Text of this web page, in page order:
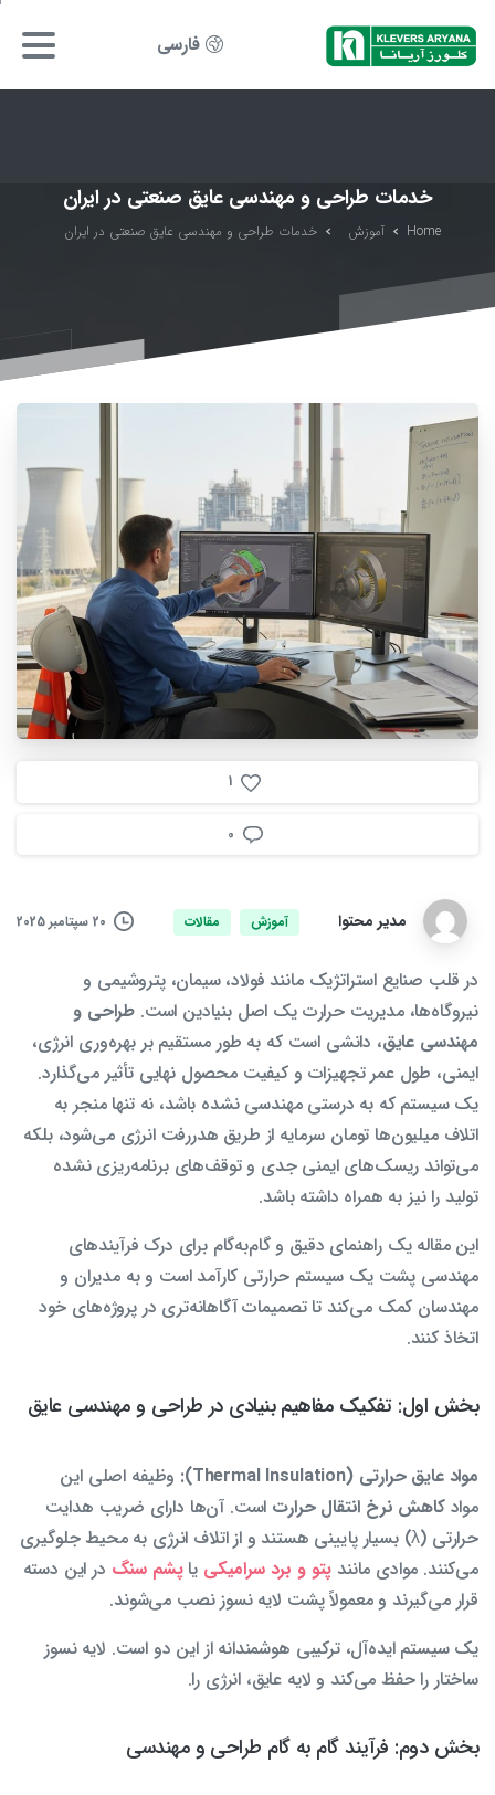
فارسی
خدمات طراحی و مهندسی عایق صنعتی در ایران
Home آموزش خدمات طراحی و مهندسی عایق صنعتی در ایران
1
0
مدیر محتوا آموزش مقالات 20 سپتامبر 2025
در قلب صنایع استراتژیک مانند فولاد، سیمان، پتروشیمی و
نیروگاه‌ها، مدیریت حرارت یک اصل بنیادین است. طراحی و
مهندسی عایق، دانشی است که به طور مستقیم بر بهره‌وری انرژی،
ایمنی، طول عمر تجهیزات و کیفیت محصول نهایی تأثیر می‌گذارد.
یک سیستم که به درستی مهندسی نشده باشد، نه تنها منجر به
اتلاف میلیون‌ها تومان سرمایه از طریق هدررفت انرژی می‌شود، بلکه
می‌تواند ریسک‌های ایمنی جدی و توقف‌های برنامه‌ریزی نشده
تولید را نیز به همراه داشته باشد.
این مقاله یک راهنمای دقیق و گام‌به‌گام برای درک فرآیندهای
مهندسی پشت یک سیستم حرارتی کارآمد است و به مدیران و
مهندسان کمک می‌کند تا تصمیمات آگاهانه‌تری در پروژه‌های خود
اتخاذ کنند.
بخش اول: تفکیک مفاهیم بنیادی در طراحی و مهندسی عایق
مواد عایق حرارتی (Thermal Insulation):
وظیفه اصلی این
موادکاهش نرخ انتقال حرارت است. آن‌ها دارای ضریب هدایت
حرارتی (λ) بسیار پایینی هستند و از اتلاف انرژی به محیط جلوگیری
می‌کنند. موادی مانند پتو و برد سرامیکی یاپشم سنگ در این دسته
قرار می‌گیرند و معمولاً پشت لایه نسوز نصب می‌شوند.
یک سیستم ایده‌آل، ترکیبی هوشمندانه از این دو است. لایه نسوز
ساختار را حفظ می‌کند و لایه عایق، انرژی را.
بخش دوم: فرآیند گام به گام طراحی و مهندسی